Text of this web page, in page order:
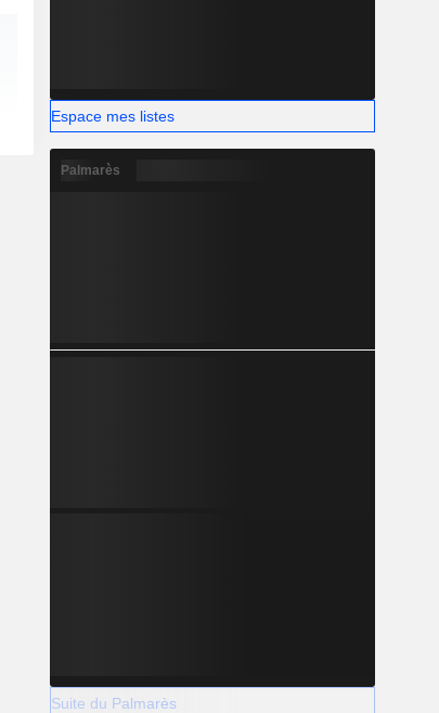
Espace mes listes
Palmarès
Suite du Palmarès